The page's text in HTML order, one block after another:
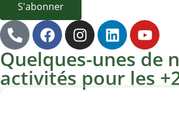
S'abonner
Quelques-unes de
activités pour les